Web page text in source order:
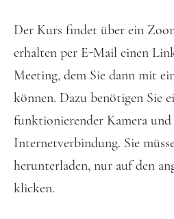
Der Kurs findet über ein
erhalten per E-Mail einen
Meeting, dem Sie dann mit
können. Dazu benötigen Sie
funktionierender Kamera
Internetverbindung. Sie
herunterladen, nur auf den
klicken.